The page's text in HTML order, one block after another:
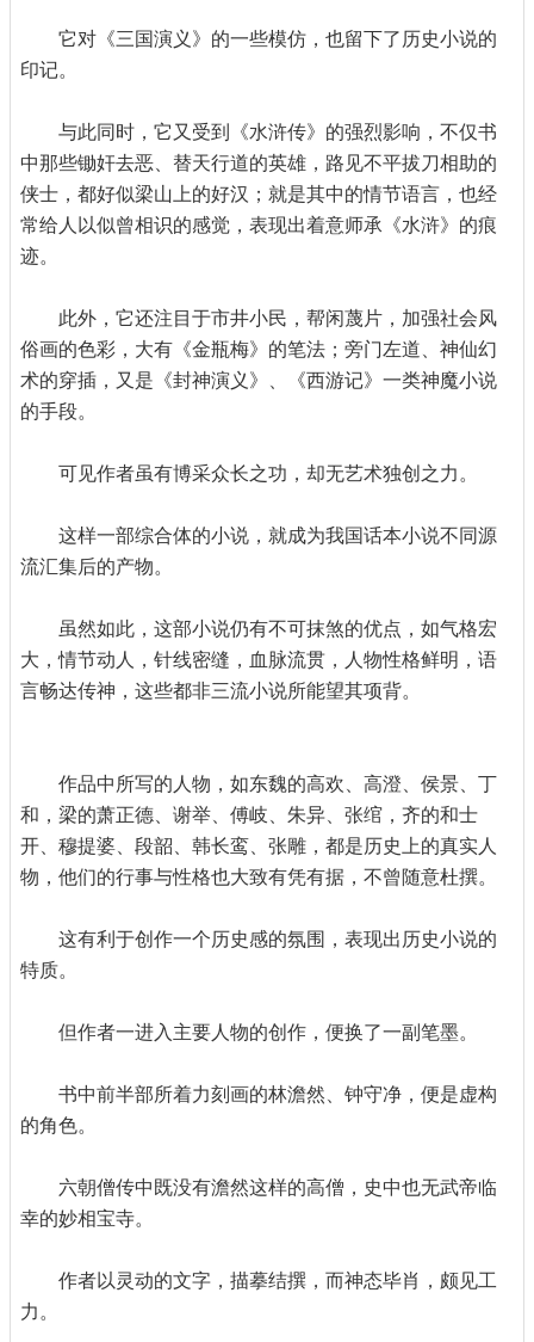
它对《三国演义》的一些模仿，也留下了历史小说的
印记。
与此同时，它又受到《水浒传》的强烈影响，不仅书
中那些锄奸去恶、替天行道的英雄，路见不平拔刀相助的
侠士，都好似梁山上的好汉；就是其中的情节语言，也经
常给人以似曾相识的感觉，表现出着意师承《水浒》的痕
迹。
此外，它还注目于市井小民，帮闲蔑片，加强社会风
俗画的色彩，大有《金瓶梅》的笔法；旁门左道、神仙幻
术的穿插，又是《封神演义》、《西游记》一类神魔小说
的手段。
可见作者虽有博采众长之功，却无艺术独创之力。
这样一部综合体的小说，就成为我国话本小说不同源
流汇集后的产物。
虽然如此，这部小说仍有不可抹煞的优点，如气格宏
大，情节动人，针线密缝，血脉流贯，人物性格鲜明，语
言畅达传神，这些都非三流小说所能望其项背。
作品中所写的人物，如东魏的高欢、高澄、侯景、丁
和，梁的萧正德、谢举、傅岐、朱异、张绾，齐的和士
开、穆提婆、段韶、韩长鸾、张雕，都是历史上的真实人
物，他们的行事与性格也大致有凭有据，不曾随意杜撰。
这有利于创作一个历史感的氛围，表现出历史小说的
特质。
但作者一进入主要人物的创作，便换了一副笔墨。
书中前半部所着力刻画的林澹然、钟守净，便是虚构
的角色。
六朝僧传中既没有澹然这样的高僧，史中也无武帝临
幸的妙相宝寺。
作者以灵动的文字，描摹结撰，而神态毕肖，颇见工
力。